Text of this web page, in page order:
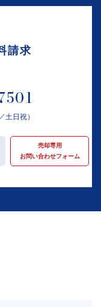
請求
日祝）
売却専用
お問い合わせフォーム